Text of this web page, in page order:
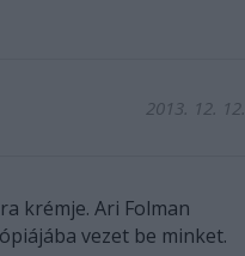
2013. 12. 12.
krémje. Ari Folman
vezet be minket.